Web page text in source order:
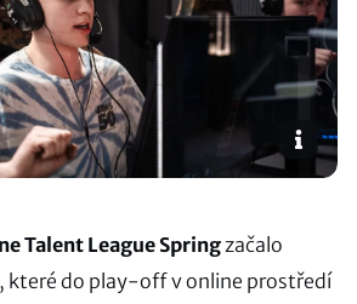
Talent League Springzačalo
do play-off v online prostředí